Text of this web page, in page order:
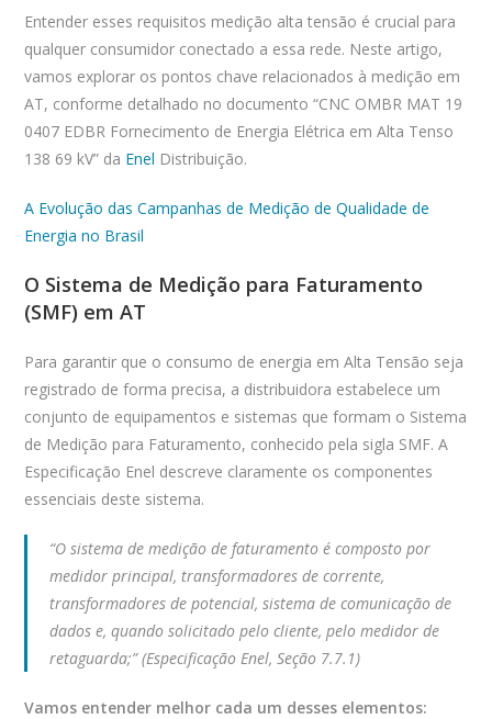
Entender esses requisitos medição alta tensão é crucial para
qualquer consumidor conectado a essa rede. Neste artigo,
vamos explorar os pontos chave relacionados à medição em
AT, conforme detalhado no documento “CNC OMBR MAT 19
0407 EDBR Fornecimento de Energia Elétrica em Alta Tenso
138 69 kV” da Enel Distribuição.
A Evolução das Campanhas de Medição de Qualidade de
Energia no Brasil
O Sistema de Medição para Faturamento
(SMF) em AT
Para garantir que o consumo de energia em Alta Tensão seja
registrado de forma precisa, a distribuidora estabelece um
conjunto de equipamentos e sistemas que formam o Sistema
de Medição para Faturamento, conhecido pela sigla SMF. A
Especificação Enel descreve claramente os componentes
essenciais deste sistema.
“O sistema de medição de faturamento é composto por
medidor principal, transformadores de corrente,
transformadores de potencial, sistema de comunicação de
dados e, quando solicitado pelo cliente, pelo medidor de
retaguarda;” (Especificação Enel, Seção 7.7.1)
Vamos entender melhor cada um desses elementos: